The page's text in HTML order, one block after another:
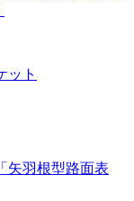
ット
矢羽根型路面表